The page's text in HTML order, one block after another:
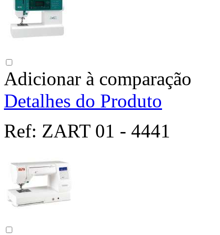
Adicionar à comparação
Detalhes do Produto
Ref: ZART 01 - 4441